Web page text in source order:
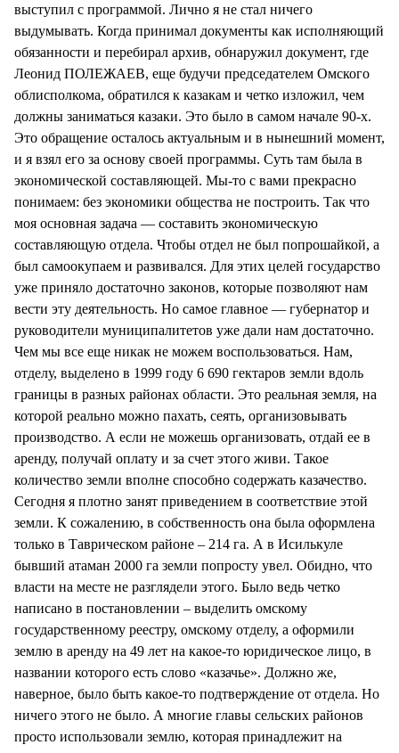
выступил с программой. Лично я не стал ничего
выдумывать. Когда принимал документы как исполняющий
обязанности и перебирал архив, обнаружил документ, где
Леонид ПОЛЕЖАЕВ, еще будучи председателем Омского
облисполкома, обратился к казакам и четко изложил, чем
должны заниматься казаки. Это было в самом начале 90-х.
Это обращение осталось актуальным и в нынешний момент,
и я взял его за основу своей программы. Суть там была в
экономической составляющей. Мы-то с вами прекрасно
понимаем: без экономики общества не построить. Так что
моя основная задача — составить экономическую
составляющую отдела. Чтобы отдел не был попрошайкой, а
был самоокупаем и развивался. Для этих целей государство
уже приняло достаточно законов, которые позволяют нам
вести эту деятельность. Но самое главное — губернатор и
руководители муниципалитетов уже дали нам достаточно.
Чем мы все еще никак не можем воспользоваться. Нам,
отделу, выделено в 1999 году 6 690 гектаров земли вдоль
границы в разных районах области. Это реальная земля, на
которой реально можно пахать, сеять, организовывать
производство. А если не можешь организовать, отдай ее в
аренду, получай оплату и за счет этого живи. Такое
количество земли вполне способно содержать казачество.
Сегодня я плотно занят приведением в соответствие этой
земли. К сожалению, в собственность она была оформлена
только в Таврическом районе – 214 га. А в Исилькуле
бывший атаман 2000 га земли попросту увел. Обидно, что
власти на месте не разглядели этого. Было ведь четко
написано в постановлении – выделить омскому
государственному реестру, омскому отделу, а оформили
землю в аренду на 49 лет на какое-то юридическое лицо, в
названии которого есть слово «казачье». Должно же,
наверное, было быть какое-то подтверждение от отдела. Но
ничего этого не было. А многие главы сельских районов
просто использовали землю, которая принадлежит на